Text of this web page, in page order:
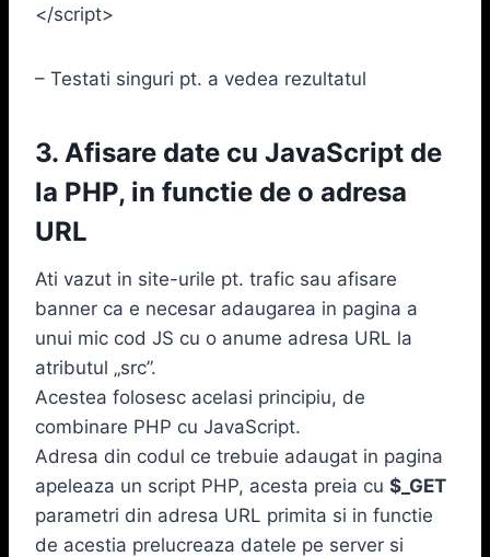
</script>
– Testati singuri pt. a vedea rezultatul
3. Afisare date cu JavaScript de
la PHP, in functie de o adresa
URL
Ati vazut in site-urile pt. trafic sau afisare
banner ca e necesar adaugarea in pagina a
unui mic cod JS cu o anume adresa URL la
atributul „src”.
Acestea folosesc acelasi principiu, de
combinare PHP cu JavaScript.
Adresa din codul ce trebuie adaugat in pagina
apeleaza un script PHP, acesta preia cu $_GET
parametri din adresa URL primita si in functie
de acestia prelucreaza datele pe server si